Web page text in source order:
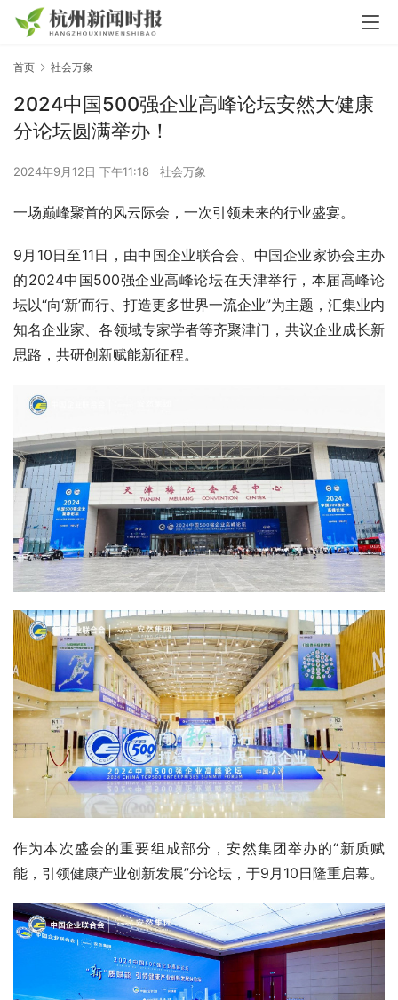
首页 社会万象
2024中国500强企业高峰论坛安然大健康
分论坛圆满举办！
2024年9月12日 下午11:18 社会万象
一场巅峰聚首的风云际会，一次引领未来的行业盛宴。
9月10日至11日，由中国企业联合会、中国企业家协会主办
的2024中国500强企业高峰论坛在天津举行，本届高峰论
坛以“向‘新’而行、打造更多世界一流企业”为主题，汇集业内
知名企业家、各领域专家学者等齐聚津门，共议企业成长新
思路，共研创新赋能新征程。
作为本次盛会的重要组成部分，安然集团举办的“新质赋
能，引领健康产业创新发展”分论坛，于9月10日隆重启幕。